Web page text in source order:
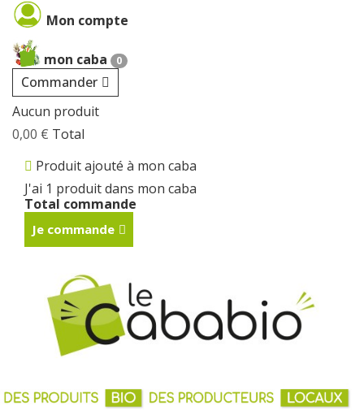
Mon compte
mon caba 0
Commander
Aucun produit
0,00 € Total
Produit ajouté à mon caba
J'ai 1 produit dans mon caba
Total commande
Je commande
Cookies management panel